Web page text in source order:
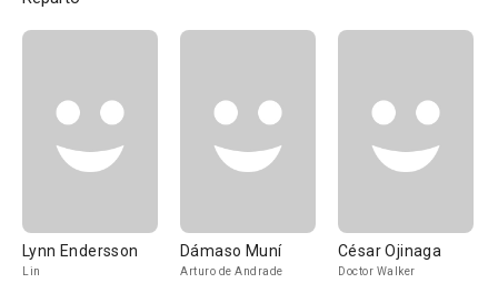
Lynn Endersson
Lin
Dámaso Muní
Arturo de Andrade
César Ojinaga
Doctor Walker